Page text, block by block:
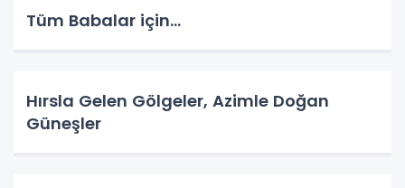
Tüm Babalar için...
Hırsla Gelen Gölgeler, Azimle Doğan
Güneşler